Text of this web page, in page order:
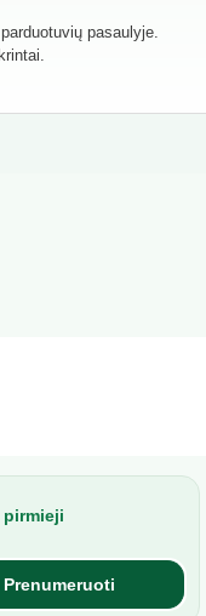
pasaulyje.
Prenumeruoti